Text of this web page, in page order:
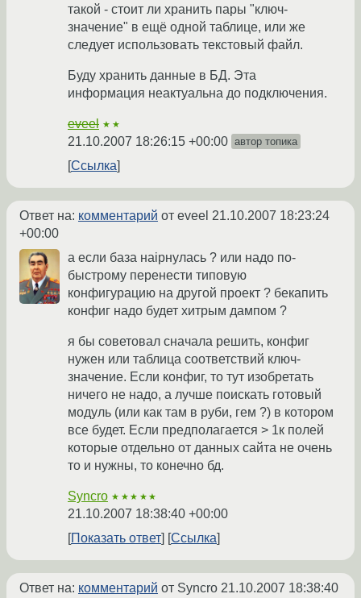
такой - стоит ли хранить пары "ключ-
значение" в ещё одной таблице, или же
следует использовать текстовый файл.
Буду хранить данные в БД. Эта
информация неактуальна до подключения.
eveel ★★
21.10.2007 18:26:15 +00:00 автор топика
Ссылка
Ответ на: комментарий от eveel 21.10.2007 18:23:24
+00:00
а если база наipнулась ? или надо по-
быстрому перенести типовую
конфигурацию на другой проект ? бекапить
конфиг надо будет хитрым дампом ?
я бы советовал сначала решить, конфиг
нужен или таблица соответствий ключ-
значение. Если конфиг, то тут изобретать
ничего не надо, а лучше поискать готовый
модуль (или как там в руби, гем ?) в котором
все будет. Если предполагается > 1к полей
которые отдельно от данных сайта не очень
то и нужны, то конечно бд.
Syncro ★★★★★
21.10.2007 18:38:40 +00:00
Показать ответ
Ссылка
Ответ на: комментарий от Syncro 21.10.2007 18:38:40